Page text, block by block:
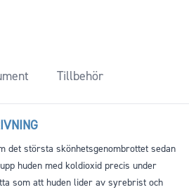
Tillbehör
det största skönhetsgenombrottet sedan
huden med koldioxid precis under
som att huden lider av syrebrist och